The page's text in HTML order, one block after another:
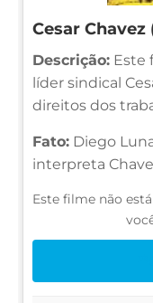
Cesar Chavez
Descrição: Este
líder sindical
direitos dos
Fato: Diego
interpreta
Este filme não